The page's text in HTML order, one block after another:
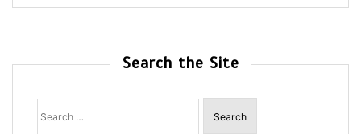
Search the Site
Search
for: